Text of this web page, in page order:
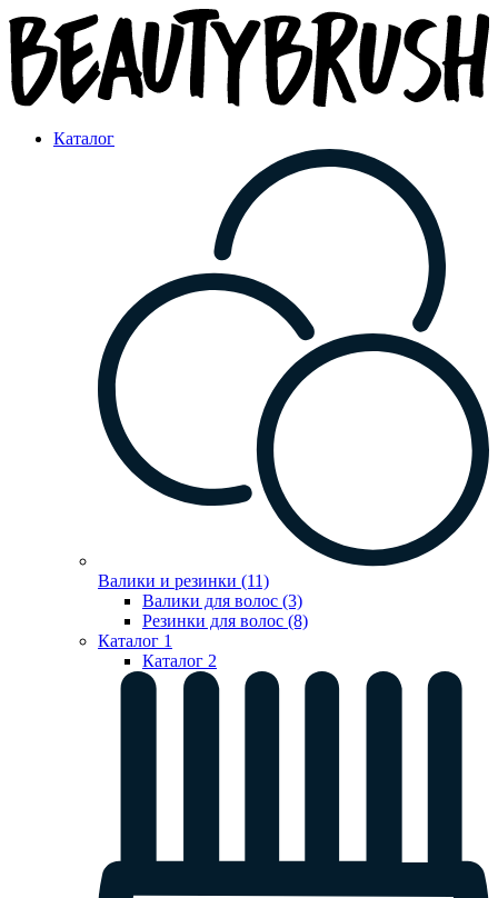
Каталог
Валики и резинки (11)
Валики для волос (3)
Резинки для волос (8)
Каталог 1
Каталог 2